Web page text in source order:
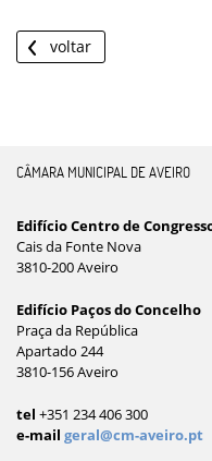
voltar
CÂMARA MUNICIPAL DE AVEIRO
Edifício Centro de
Cais da Fonte Nova
3810-200 Aveiro
Edifício Paços do Concelho
Praça da República
Apartado 244
3810-156 Aveiro
tel +351 234 406 300
e-mail geral@cm-aveiro.pt